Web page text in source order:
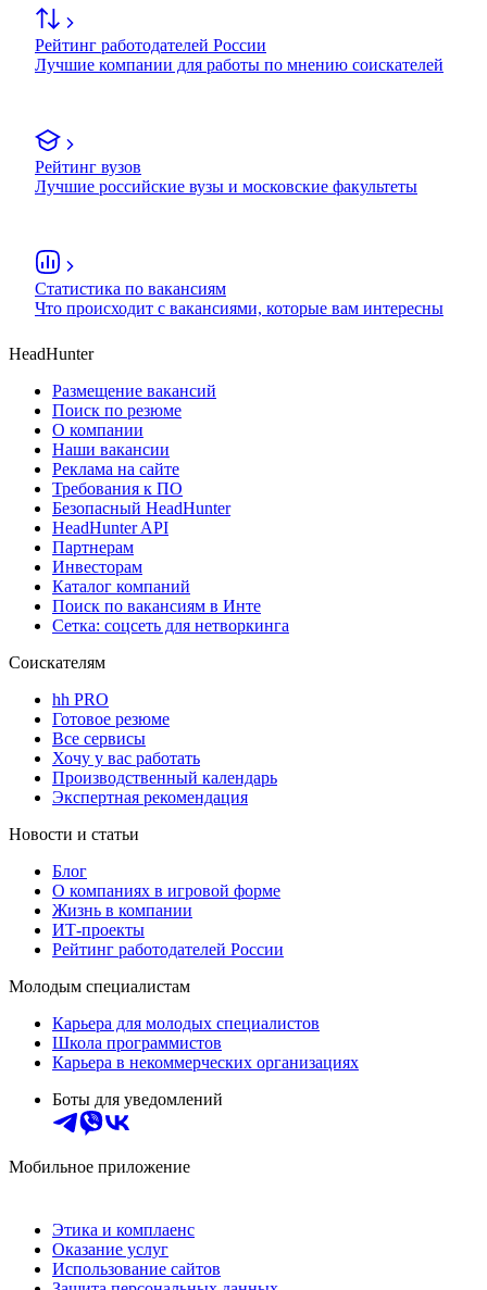
Рейтинг работодателей России
Лучшие компании для работы по мнению соискателей
Рейтинг вузов
Лучшие российские вузы и московские факультеты
Статистика по вакансиям
Что происходит с вакансиями, которые вам интересны
HeadHunter
Размещение вакансий
Поиск по резюме
О компании
Наши вакансии
Реклама на сайте
Требования к ПО
Безопасный HeadHunter
HeadHunter API
Партнерам
Инвесторам
Каталог компаний
Поиск по вакансиям в Инте
Сетка: соцсеть для нетворкинга
Соискателям
hh PRO
Готовое резюме
Все сервисы
Хочу у вас работать
Производственный календарь
Экспертная рекомендация
Новости и статьи
Блог
О компаниях в игровой форме
Жизнь в компании
ИТ-проекты
Рейтинг работодателей России
Молодым специалистам
Карьера для молодых специалистов
Школа программистов
Карьера в некоммерческих организациях
Боты для уведомлений
Мобильное приложение
Этика и комплаенс
Оказание услуг
Использование сайтов